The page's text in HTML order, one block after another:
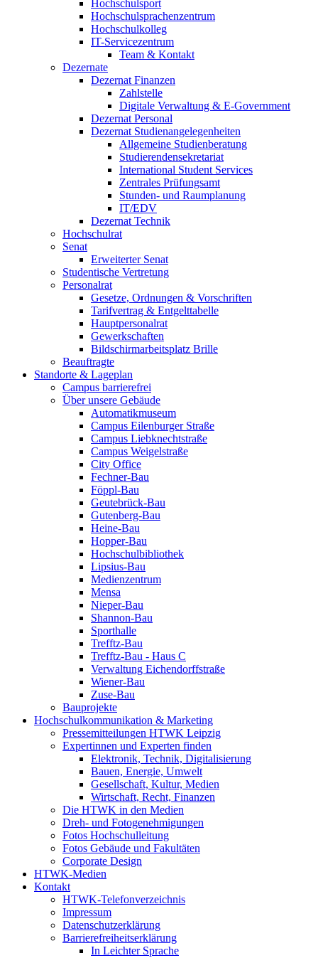
Hochschulsport
Hochschulsprachenzentrum
Hochschulkolleg
IT-Servicezentrum
Team & Kontakt
Dezernate
Dezernat Finanzen
Zahlstelle
Digitale Verwaltung & E-Government
Dezernat Personal
Dezernat Studienangelegenheiten
Allgemeine Studienberatung
Studierendensekretariat
International Student Services
Zentrales Prüfungsamt
Stunden- und Raumplanung
IT/EDV
Dezernat Technik
Hochschulrat
Senat
Erweiterter Senat
Studentische Vertretung
Personalrat
Gesetze, Ordnungen & Vorschriften
Tarifvertrag & Entgelttabelle
Hauptpersonalrat
Gewerkschaften
Bildschirmarbeitsplatz Brille
Beauftragte
Standorte & Lageplan
Campus barrierefrei
Über unsere Gebäude
Automatikmuseum
Campus Eilenburger Straße
Campus Liebknechtstraße
Campus Weigelstraße
City Office
Fechner-Bau
Föppl-Bau
Geutebrück-Bau
Gutenberg-Bau
Heine-Bau
Hopper-Bau
Hochschulbibliothek
Lipsius-Bau
Medienzentrum
Mensa
Nieper-Bau
Shannon-Bau
Sporthalle
Trefftz-Bau
Trefftz-Bau - Haus C
Verwaltung Eichendorffstraße
Wiener-Bau
Zuse-Bau
Bauprojekte
Hochschulkommunikation & Marketing
Pressemitteilungen HTWK Leipzig
Expertinnen und Experten finden
Elektronik, Technik, Digitalisierung
Bauen, Energie, Umwelt
Gesellschaft, Kultur, Medien
Wirtschaft, Recht, Finanzen
Die HTWK in den Medien
Dreh- und Fotogenehmigungen
Fotos Hochschulleitung
Fotos Gebäude und Fakultäten
Corporate Design
HTWK-Medien
Kontakt
HTWK-Telefonverzeichnis
Impressum
Datenschutzerklärung
Barrierefreiheitserklärung
In Leichter Sprache